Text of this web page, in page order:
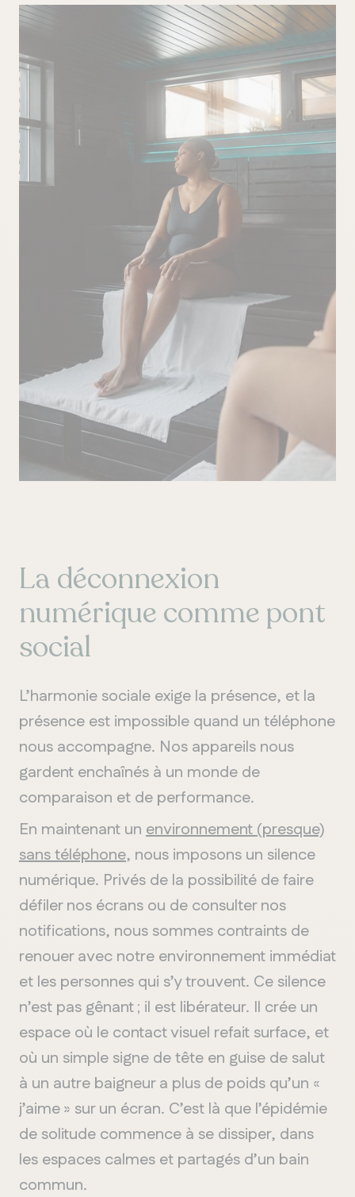
La déconnexion
numérique comme pont
social
L’harmonie sociale exige la présence, et la
présence est impossible quand un téléphone
nous accompagne. Nos appareils nous
gardent enchaînés à un monde de
comparaison et de performance.
En maintenant un environnement (presque)
sans téléphone, nous imposons un silence
numérique. Privés de la possibilité de faire
défiler nos écrans ou de consulter nos
notifications, nous sommes contraints de
renouer avec notre environnement immédiat
et les personnes qui s’y trouvent. Ce silence
n’est pas gênant ; il est libérateur. Il crée un
espace où le contact visuel refait surface, et
où un simple signe de tête en guise de salut
à un autre baigneur a plus de poids qu’un «
j’aime » sur un écran. C’est là que l’épidémie
de solitude commence à se dissiper, dans
les espaces calmes et partagés d’un bain
commun.